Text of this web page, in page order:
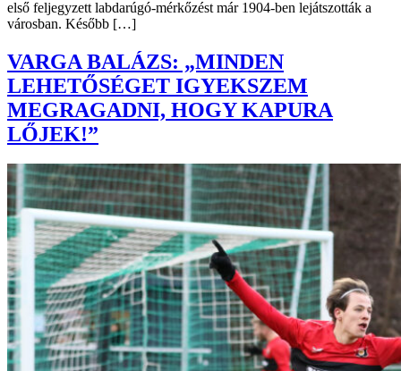
első feljegyzett labdarúgó-mérkőzést már 1904-ben lejátszották a
városban. Később […]
VARGA BALÁZS: „MINDEN
LEHETŐSÉGET IGYEKSZEM
MEGRAGADNI, HOGY KAPURA
LŐJEK!”